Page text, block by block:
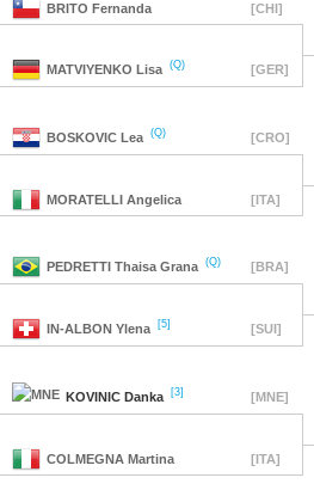
BRITO Fernanda [CHI]
MATVIYENKO Lisa (Q) [GER]
BOSKOVIC Lea (Q) [CRO]
MORATELLI Angelica [ITA]
PEDRETTI Thaisa Grana (Q) [BRA]
IN-ALBON Ylena [5] [SUI]
KOVINIC Danka [3] [MNE]
COLMEGNA Martina [ITA]